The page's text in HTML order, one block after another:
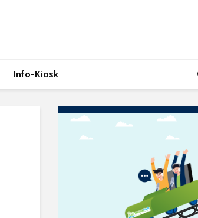
Info-Kiosk